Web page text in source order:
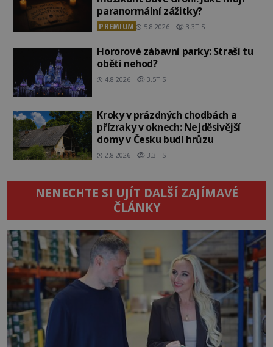
paranormální zážitky?
PREMIUM 5.8.2026 3.3TIS
Hororové zábavní parky: Straší tu
oběti nehod?
4.8.2026 3.5TIS
Kroky v prázdných chodbách a
přízraky v oknech: Nejděsivější
domy v Česku budí hrůzu
2.8.2026 3.3TIS
NENECHTE SI UJÍT DALŠÍ ZAJÍMAVÉ
ČLÁNKY